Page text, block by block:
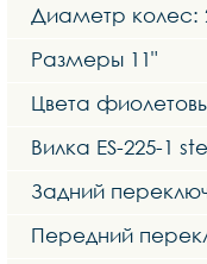
Диаметр колес:
Размеры 11"
Цвета
Вилка ES-225-1
Задний
Передний